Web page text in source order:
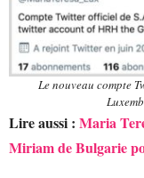
Le nouveau compte
Lire aussi : Maria
Miriam de Bulgarie